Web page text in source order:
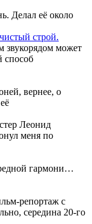
Делал её около
строй.
звукорядом может
способ
вернее, о
Леонид
меня по
гармони…
репортаж с
середина 20-го